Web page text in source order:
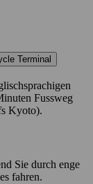
Terminal
Fussweg
Kyoto).
Sie durch enge
fahren.